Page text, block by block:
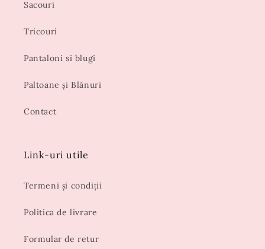
Sacouri
Tricouri
Pantaloni si blugi
Paltoane și Blănuri
Contact
Link-uri utile
Termeni și condiții
Politica de livrare
Formular de retur